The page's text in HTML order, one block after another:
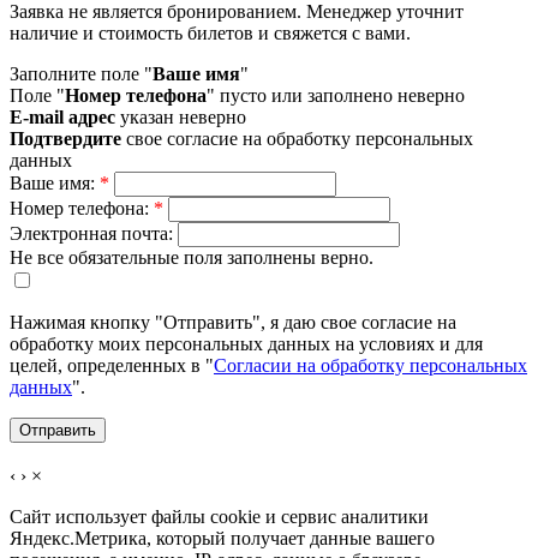
Заявка не является бронированием. Менеджер уточнит
наличие и стоимость билетов и свяжется с вами.
Заполните поле "Ваше имя"
Поле "Номер телефона" пусто или заполнено неверно
E-mail адрес указан неверно
Подтвердите свое согласие на обработку персональных
данных
Ваше имя: *
Номер телефона: *
Электронная почта:
Не все обязательные поля заполнены верно.
Нажимая кнопку "Отправить", я даю свое согласие на
обработку моих персональных данных на условиях и для
целей, определенных в "Согласии на обработку персональных
данных".
‹ › ×
Сайт использует файлы cookie и сервис аналитики
Яндекс.Метрика, который получает данные вашего